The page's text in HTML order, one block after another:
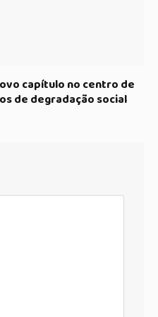
capítulo no centro de
de degradação social